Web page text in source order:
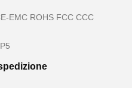
EMC ROHS FCC CCC